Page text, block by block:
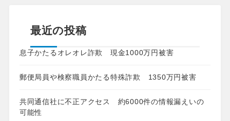
最近の投稿
息子かたるオレオレ詐欺 現金1000万円被害
郵便局員や検察職員かたる特殊詐欺 1350万円被害
共同通信社に不正アクセス 約6000件の情報漏えいの
可能性